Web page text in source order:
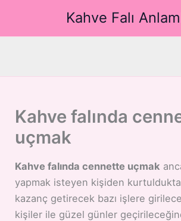
Kahve Falı
Kahve falında
uçmak
Kahve falında cennette uçmak
yapmak isteyen kişiden
kazanç getirecek bazı işlere
kişiler ile güzel günler